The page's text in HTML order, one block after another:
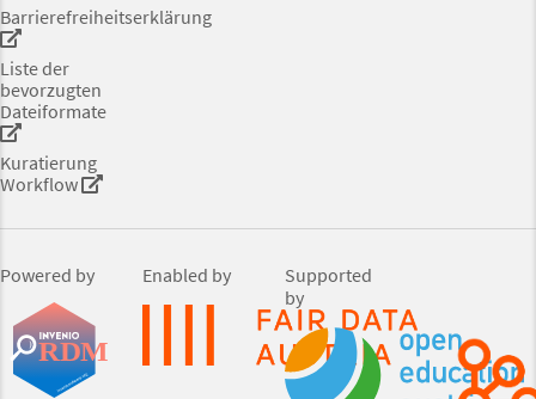
Barrierefreiheitserklärung
Liste der
bevorzugten
Dateiformate
Kuratierung
Workflow
Powered by Enabled by
Supported
by